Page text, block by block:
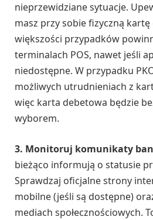
nieprzewidziane sytuacje.
masz przy sobie fizyczną
większości przypadków
terminalach POS, nawet jeśli
niedostępne. W przypadku
możliwych utrudnieniach z
więc karta debetowa będzie
wyborem.
3. Monitoruj komunikaty
bieżąco informują o statusie
Sprawdzaj oficjalne strony
mobilne (jeśli są dostępne)
mediach społecznościowych.